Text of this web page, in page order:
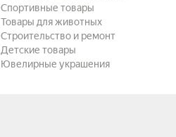
Спортивные товары
Товары для животных
Строительство и ремонт
Детские товары
Ювелирные украшения